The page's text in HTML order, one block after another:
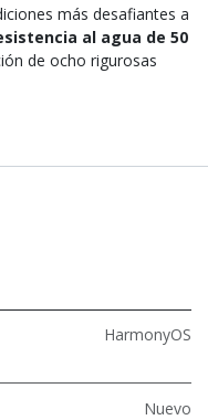
más desafiantes a
al agua de 50
de ocho rigurosas
HarmonyOS
Nuevo